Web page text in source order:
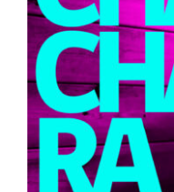
ARTÍCULOS
QUÉ HACEMOS
MECENAZGO
CONTRATACIÓN
CONTACTO
BIO